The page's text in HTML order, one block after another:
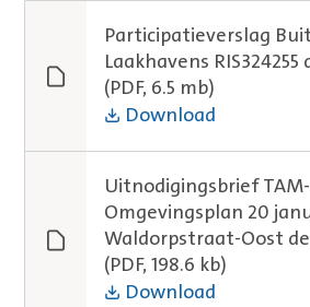
Participatieverslag
Laakhavens RIS324255
(PDF, 6.5 mb)
Download
Uitnodigingsbrief TAM-
Omgevingsplan 20
Waldorpstraat-Oost
(PDF, 198.6 kb)
Download